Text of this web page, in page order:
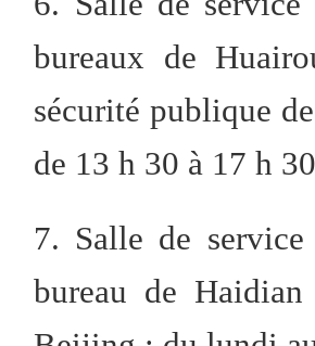
bureaux de
sécurité publique
de 13 h 30 à 17 h
7. Salle de
bureau de